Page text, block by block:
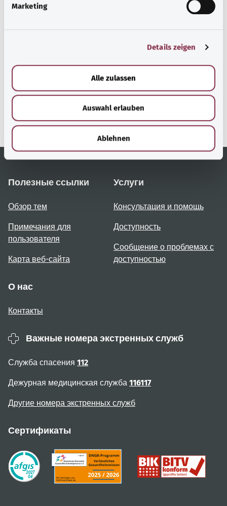
Marketing
Details zeigen
Alle zulassen
Auswahl erlauben
Ablehnen
Наверх
gesund.bund.de
Сервис министерства
Gesundheit (Федеральное
министерство
здравоохранения).
Полезные ссылки
Обзор тем
Примечания для
пользователя
Карта веб-сайта
Услуги
Консультация и помощь
Доступность
Сообщение о проблемах с
доступностью
О нас
Контакты
Важные номера экстренных служб
Служба спасения 112
Дежурная медицинская служба 116117
Другие номера экстренных служб
Сертификаты